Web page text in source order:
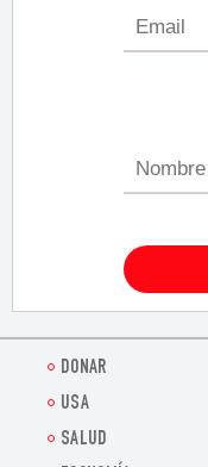
DONAR
USA
SALUD